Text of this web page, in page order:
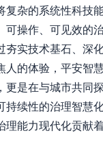
复杂的系统性科技
可操作、可见效的
夯实技术基石、深
人的体验，平安智
更是在与城市共同
持续性的治理智慧
理能力现代化贡献